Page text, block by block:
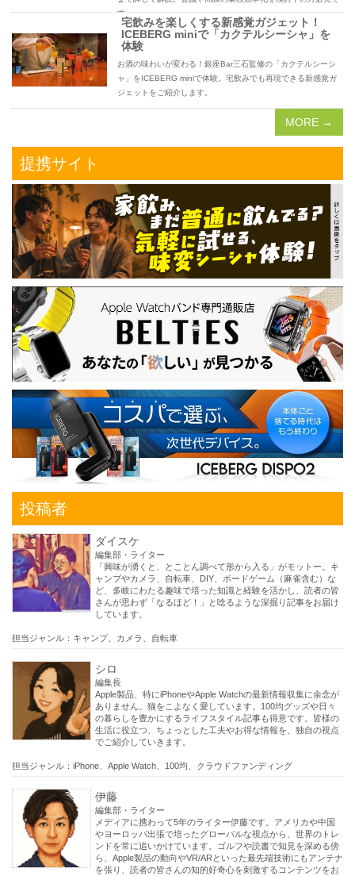
す。
宅飲みを楽しくする新感覚ガジェット！
ICEBERG miniで「カクテルシーシャ」を
体験
お酒の味わいが変わる！銀座Bar三石監修の「カクテルシーシ
ャ」をICEBERG miniで体験。宅飲みでも再現できる新感覚ガ
ジェットをご紹介します。
MORE →
提携サイト
投稿者
ダイスケ
編集部・ライター
「興味が湧くと、とことん調べて形から入る」がモットー。キ
ャンプやカメラ、自転車、DIY、ボードゲーム（麻雀含む）な
ど、多岐にわたる趣味で培った知識と経験を活かし、読者の皆
さんが思わず「なるほど！」と唸るような深掘り記事をお届け
しています。
担当ジャンル：キャンプ、カメラ、自転車
シロ
編集長
Apple製品、特にiPhoneやApple Watchの最新情報収集に余念が
ありません。猫をこよなく愛しています。100均グッズや日々
の暮らしを豊かにするライフスタイル記事も得意です。皆様の
生活に役立つ、ちょっとした工夫やお得な情報を、独自の視点
でご紹介していきます。
担当ジャンル：iPhone、Apple Watch、100均、クラウドファンディング
伊藤
編集部・ライター
メディアに携わって5年のライター伊藤です。アメリカや中国
やヨーロッパ出張で培ったグローバルな視点から、世界のトレ
ンドを常に追いかけています。ゴルフや読書で知見を深める傍
ら、Apple製品の動向やVR/ARといった最先端技術にもアンテナ
を張り、読者の皆さんの知的好奇心を刺激するコンテンツをお